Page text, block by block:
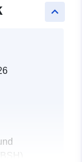
keyboard_arrow_up